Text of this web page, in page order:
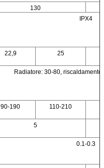
130
IPX4
22,9 25
Radiatore: 30-80,
90-190 110-210
5
0.1-0.3